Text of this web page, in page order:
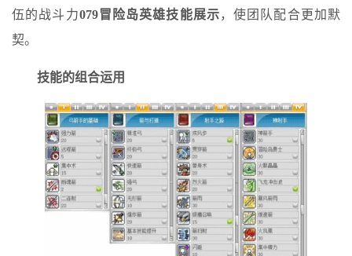
伍的战斗力079冒险岛英雄技能展示，使团队配合更加默
契。
技能的组合运用